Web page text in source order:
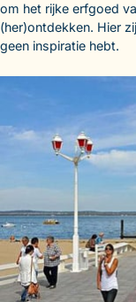
om het rijke erfgoed
(her)ontdekken. Hier
geen inspiratie hebt.